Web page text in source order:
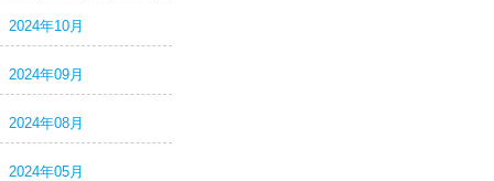
2024年10月
2024年09月
2024年08月
2024年05月